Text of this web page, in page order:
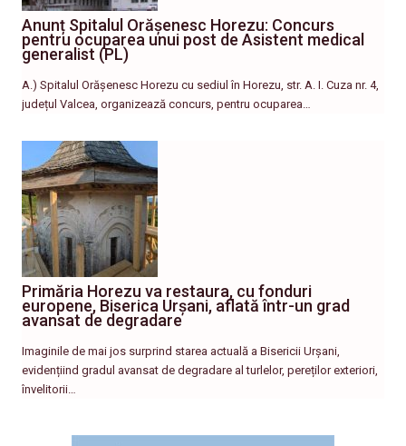
Anunț Spitalul Orășenesc Horezu: Concurs
pentru ocuparea unui post de Asistent medical
generalist (PL)
A.) Spitalul Orășenesc Horezu cu sediul în Horezu, str. A. I. Cuza nr. 4,
județul Valcea, organizează concurs, pentru ocuparea…
Primăria Horezu va restaura, cu fonduri
europene, Biserica Urșani, aflată într-un grad
avansat de degradare
Imaginile de mai jos surprind starea actuală a Bisericii Urșani,
evidențiind gradul avansat de degradare al turlelor, pereților exteriori,
învelitorii…